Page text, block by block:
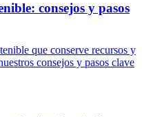
consejos y pasos
que conserve recursos y
consejos y pasos clave